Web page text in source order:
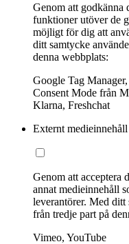
Genom att godkänna
funktioner utöver de
möjligt för dig att
ditt samtycke
denna webbplats:
Google Tag
Consent Mode från
Klarna, Freshchat
Externt medieinnehåll
Genom att acceptera
annat medieinnehåll
leverantörer. Med
från tredje part på
Vimeo, YouTube